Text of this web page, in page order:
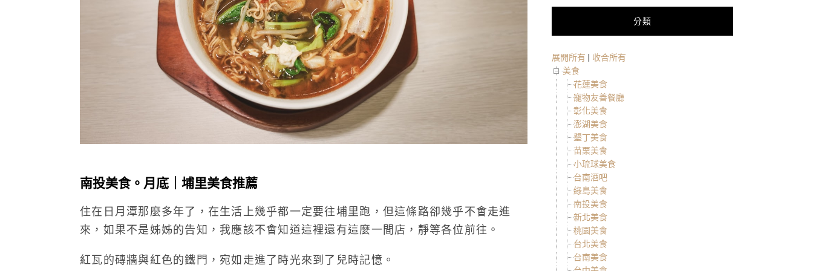
南投美食。月底｜埔里美食推薦
住在日月潭那麼多年了，在生活上幾乎都一定要往埔里跑，但這條路卻幾乎不會走進
來，如果不是姊姊的告知，我應該不會知道這裡還有這麼一間店，靜等各位前往。
紅瓦的磚牆與紅色的鐵門，宛如走進了時光來到了兒時記憶。
分類
展開所有 | 收合所有
美食
花蓮美食
寵物友善餐廳
彰化美食
澎湖美食
墾丁美食
苗栗美食
小琉球美食
台南酒吧
綠島美食
南投美食
新北美食
桃園美食
台北美食
台南美食